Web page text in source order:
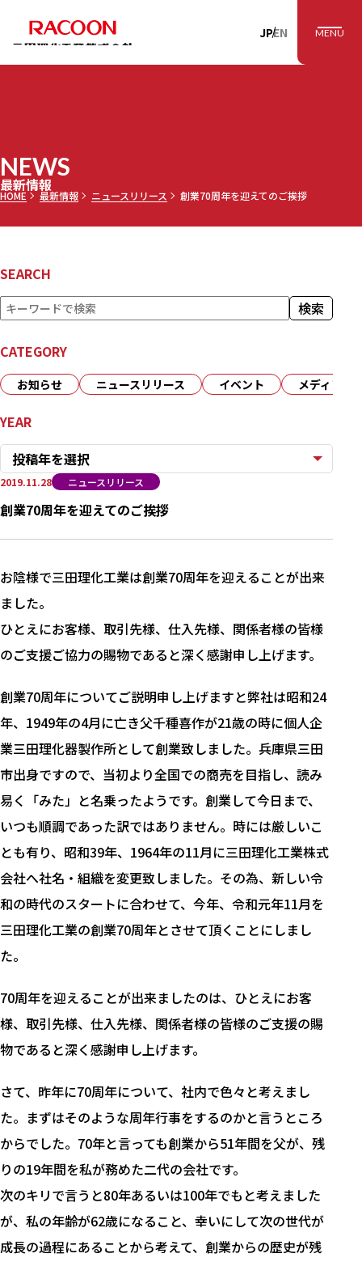
RACOON 三田理
JPEN MENU
NEWS
最新情報
HOME 最新情報 ニュースリリース 創業70周年を迎えてのご挨拶
SEARCH
検
索 検索
CATEGORY
お知らせ ニュースリリース イベント メディア
YEAR
投稿年を選択
創業70周年を迎えてのご挨拶
2019.11.28 ニュースリリース
お陰様で三田理化工業は創業70周年を迎えることが出来
ました。
ひとえにお客様、取引先様、仕入先様、関係者様の皆様
のご支援ご協力の賜物であると深く感謝申し上げます。
創業70周年についてご説明申し上げますと弊社は昭和24
年、1949年の4月に亡き父千種喜作が21歳の時に個人企
業三田理化器製作所として創業致しました。兵庫県三田
市出身ですので、当初より全国での商売を目指し、読み
易く「みた」と名乗ったようです。創業して今日まで、
いつも順調であった訳ではありません。時には厳しいこ
とも有り、昭和39年、1964年の11月に三田理化工業株式
会社へ社名・組織を変更致しました。その為、新しい令
和の時代のスタートに合わせて、今年、令和元年11月を
三田理化工業の創業70周年とさせて頂くことにしまし
た。
70周年を迎えることが出来ましたのは、ひとえにお客
様、取引先様、仕入先様、関係者様の皆様のご支援の賜
物であると深く感謝申し上げます。
さて、昨年に70周年について、社内で色々と考えまし
た。まずはそのような周年行事をするのかと言うところ
からでした。70年と言っても創業から51年間を父が、残
りの19年間を私が務めた二代の会社です。
次のキリで言うと80年あるいは100年でもと考えました
が、私の年齢が62歳になること、幸いにして次の世代が
成長の過程にあることから考えて、創業からの歴史が残